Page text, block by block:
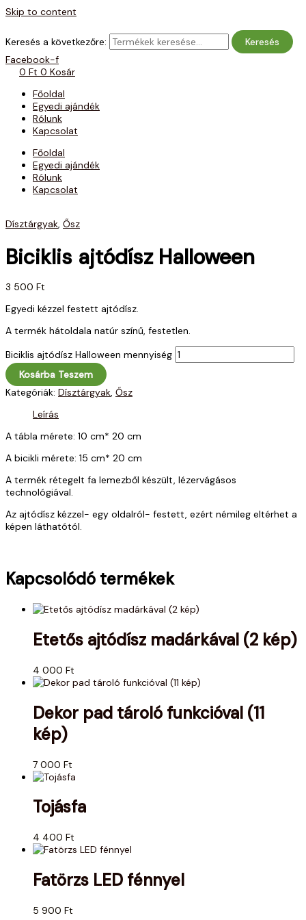
Skip to content
Keresés a következőre:
Keresés
Facebook-f
0 Ft 0 Kosár
Főoldal
Egyedi ajándék
Rólunk
Kapcsolat
Főoldal
Egyedi ajándék
Rólunk
Kapcsolat
Dísztárgyak, Ősz
Biciklis ajtódísz Halloween
3 500 Ft
Egyedi kézzel festett ajtódísz.
A termék hátoldala natúr színű, festetlen.
Biciklis ajtódísz Halloween mennyiség
Kosárba Teszem
Kategóriák: Dísztárgyak, Ősz
Leírás
A tábla mérete: 10 cm* 20 cm
A bicikli mérete: 15 cm* 20 cm
A termék rétegelt fa lemezből készült, lézervágásos
technológiával.
Az ajtódísz kézzel- egy oldalról- festett, ezért némileg eltérhet a
képen láthatótól.
Kapcsolódó termékek
Etetős ajtódísz madárkával (2 kép)
4 000 Ft
Dekor pad tároló funkcióval (11
kép)
7 000 Ft
Tojásfa
4 400 Ft
Fatörzs LED fénnyel
5 900 Ft